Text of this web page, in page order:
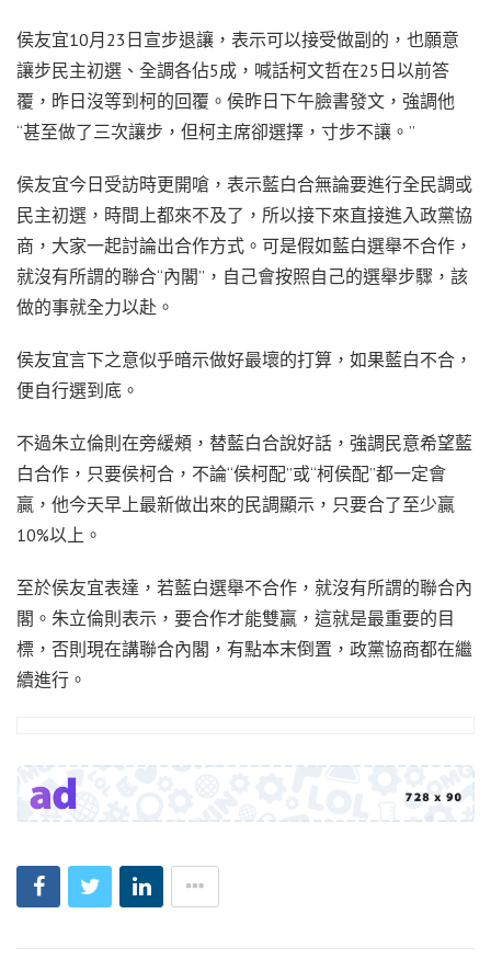
侯友宜10月23日宣步退讓，表示可以接受做副的，也願意
讓步民主初選、全調各佔5成，喊話柯文哲在25日以前答
覆，昨日沒等到柯的回覆。侯昨日下午臉書發文，強調他
“甚至做了三次讓步，但柯主席卻選擇，寸步不讓。”
侯友宜今日受訪時更開嗆，表示藍白合無論要進行全民調或
民主初選，時間上都來不及了，所以接下來直接進入政黨協
商，大家一起討論出合作方式。可是假如藍白選舉不合作，
就沒有所謂的聯合“內閣”，自己會按照自己的選舉步驟，該
做的事就全力以赴。
侯友宜言下之意似乎暗示做好最壞的打算，如果藍白不合，
便自行選到底。
不過朱立倫則在旁緩頰，替藍白合說好話，強調民意希望藍
白合作，只要侯柯合，不論“侯柯配”或“柯侯配”都一定會
贏，他今天早上最新做出來的民調顯示，只要合了至少贏
10%以上。
至於侯友宜表達，若藍白選舉不合作，就沒有所謂的聯合內
閣。朱立倫則表示，要合作才能雙贏，這就是最重要的目
標，否則現在講聯合內閣，有點本末倒置，政黨協商都在繼
續進行。